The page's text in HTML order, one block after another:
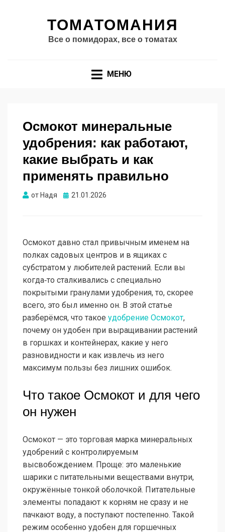
ТОМАТОМАНИЯ
Все о помидорах, все о томатах
МЕНЮ
Осмокот минеральные
удобрения: как работают,
какие выбрать и как
применять правильно
от Надя Опубликовано
21.01.2026
Осмокот давно стал привычным именем на
полках садовых центров и в ящиках с
субстратом у любителей растений. Если вы
когда‑то сталкивались с специально
покрытыми гранулами удобрения, то, скорее
всего, это был именно он. В этой статье
разберёмся, что такое удобрение Осмокот,
почему он удобен при выращивании растений
в горшках и контейнерах, какие у него
разновидности и как извлечь из него
максимум пользы без лишних ошибок.
Что такое Осмокот и для чего
он нужен
Осмокот — это торговая марка минеральных
удобрений с контролируемым
высвобождением. Проще: это маленькие
шарики с питательными веществами внутри,
окружённые тонкой оболочкой. Питательные
элементы попадают к корням не сразу и не
пачкают воду, а поступают постепенно. Такой
режим особенно удобен для горшечных